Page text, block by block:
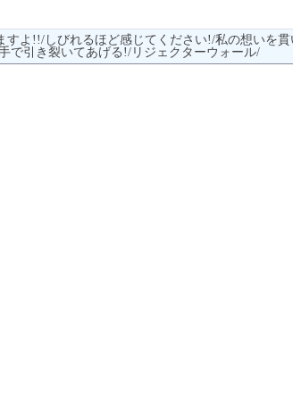
すよ!!/しびれるほど感じてください!/私の想いを
で引き裂いてあげる!/リジェクターウォール/